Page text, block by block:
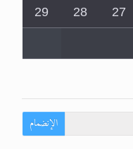
27
28
29
الإنضمام